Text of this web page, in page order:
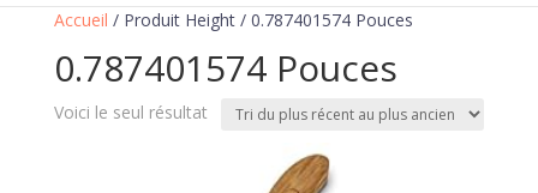
Accueil / Produit Height / 0.787401574 Pouces
0.787401574 Pouces
Voici le seul résultat